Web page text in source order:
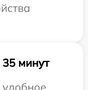
минут